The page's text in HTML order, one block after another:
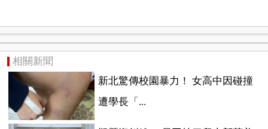
相關新聞
新北驚傳校園暴力！ 女高中因碰撞
遭學長「...